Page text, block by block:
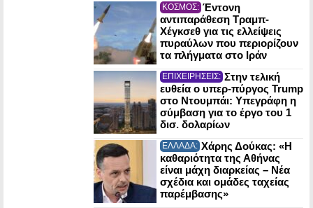
ΚΟΣΜΟΣ: Έντονη
αντιπαράθεση Τραμπ-
Χέγκσεθ για τις ελλείψεις
πυραύλων που περιορίζουν
τα πλήγματα στο Ιράν
ΕΠΙΧΕΙΡΗΣΕΙΣ: Στην τελική
ευθεία ο υπερ-πύργος Trump
στο Ντουμπάι: Υπεγράφη η
σύμβαση για το έργο του 1
δισ. δολαρίων
ΕΛΛΑΔΑ: Χάρης Δούκας: «Η
καθαριότητα της Αθήνας
είναι μάχη διαρκείας – Νέα
σχέδια και ομάδες ταχείας
παρέμβασης»